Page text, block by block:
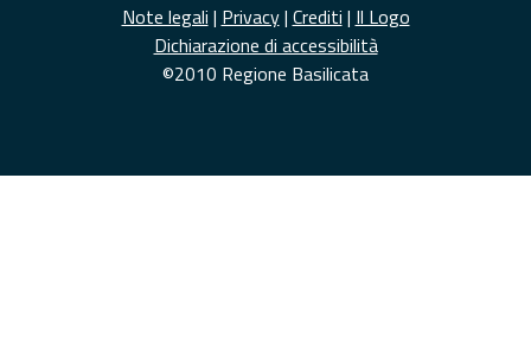
Note legali | Privacy| Crediti | Il Logo
Dichiarazione di accessibilità
©2010 Regione Basilicata